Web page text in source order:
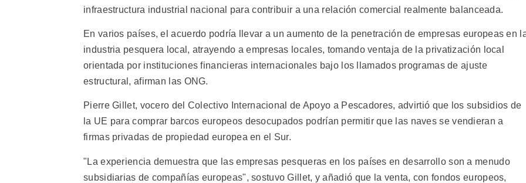
infraestructura industrial nacional para contribuir a una relación comercial realmente balanceada.
En varios países, el acuerdo podría llevar a un aumento de la penetración de empresas europeas en
industria pesquera local, atrayendo a empresas locales, tomando ventaja de la privatización local
orientada por instituciones financieras internacionales bajo los llamados programas de ajuste
estructural, afirman las ONG.
Pierre Gillet, vocero del Colectivo Internacional de Apoyo a Pescadores, advirtió que los subsidios de
la UE para comprar barcos europeos desocupados podrían permitir que las naves se vendieran a
firmas privadas de propiedad europea en el Sur.
"La experiencia demuestra que las empresas pesqueras en los países en desarrollo son a menudo
subsidiarias de compañías europeas", sostuvo Gillet, y añadió que la venta, con fondos europeos,